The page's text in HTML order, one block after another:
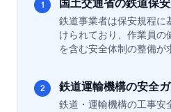
1 国土交通省の鉄道保
鉄道事業者は保安規程に
けられており、作業員の
を含む安全体制の整備が
2 鉄道運輸機構の安全
鉄道・運輸機構の工事安